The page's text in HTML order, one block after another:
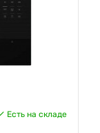
Есть на складе